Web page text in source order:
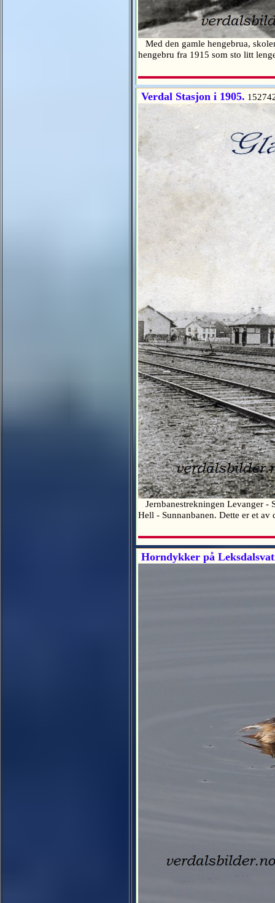
Med den gamle hengebrua,
hengebru fra 1915 som sto litt
Verdal Stasjon i 1905.
Jernbanestrekningen Levanger -
Hell - Sunnanbanen. Dette er et
Horndykker på